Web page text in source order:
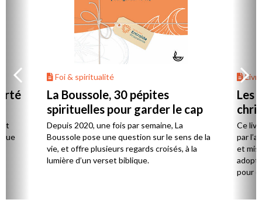
Foi & spiritualité
La Boussole, 30 pépites
spirituelles pour garder le cap
Depuis 2020, une fois par semaine, La
Boussole pose une question sur le sens de la
vie, et offre plusieurs regards croisés, à la
lumière d’un verset biblique.
Les
Ce
par
et mis
pour